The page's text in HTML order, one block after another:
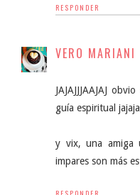
RESPONDER
VERO MARIANI
JAJAJJJAAJAJ
guía espiritual
y vix, una amiga
impares son más